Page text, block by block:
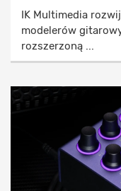
IK Multimedia
modelerów
rozszerzoną ...